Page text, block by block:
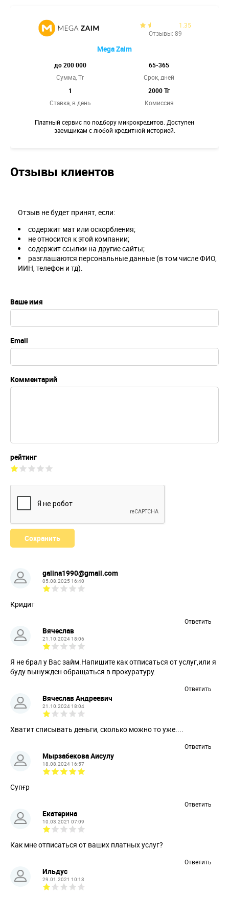
1.35
Отзывы: 89
Mega Zaim
до 200 000
Сумма, Tr
65-365
Срок, дней
1
Ставка, в день
2000 Тг
Комиссия
Платный сервис по подбору микрокредитов. Доступен
заемщикам с любой кредитной историей.
Отзывы клиентов
Ваше имя
Email
Комментарий
рейтинг
Отзыв не будет принят, если:
содержит мат или оскорбления;
не относится к этой компании;
содержит ссылки на другие сайты;
разглашаются персональные данные (в том числе ФИО,
ИИН, телефон и тд).
galina1990@gmail.com
05.08.2025 16:40
Кридит
Ответить
Вячеслав
21.10.2024 18:06
Я не брал у Вас займ.Напишите как отписаться от услуг,или я
буду вынужден обращаться в прокуратуру.
Ответить
Вячеслав Андреевич
21.10.2024 18:04
Хватит списывать деньги, сколько можно то уже....
Ответить
Мырзабекова Аисулу
18.08.2024 16:57
Супғр
Ответить
Екатерина
10.03.2021 07:09
Как мне отписаться от ваших платных услуг?
Ответить
Ильдус
29.01.2021 10:13